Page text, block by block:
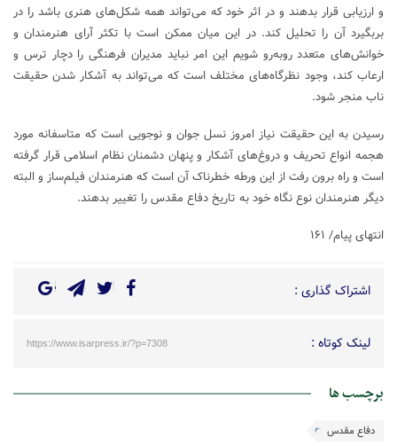
و ارزیابی قرار بدهند و در اثر خود که می‌تواند همه شکل‌های هنری باشد را در
بربگیرد آن را تحلیل کند. در این میان ممکن است با تکثر آرای هنرمندان و
خوانش‌های متعدد روبه‌رو شویم این امر نباید مدیران فرهنگی را دچار ترس و
ارعاب کند، وجود نظرگاه‌های مختلف است که می‌تواند به آشکار شدن حقیقت
ناب منجر شود.
رسیدن به این حقیقت نیاز امروز نسل جوان و نوجویی است که متاسفانه مورد
هجمه انواع تحریف و دروغ‌های آشکار و پنهان دشمنان نظام اسلامی قرار گرفته
است و راه برون رفت از این ورطه خطرناک آن است که هنرمندان فیلم‌ساز و البته
دیگر هنرمندان نوع نگاه خود به تاریخ دفاع مقدس را تغییر بدهند.
انتهای پیام/ ۱۶۱
اشتراک گذاری :
لینک کوتاه : https://www.isarpress.ir/?p=7308
برچسب ها
دفاع مقدس